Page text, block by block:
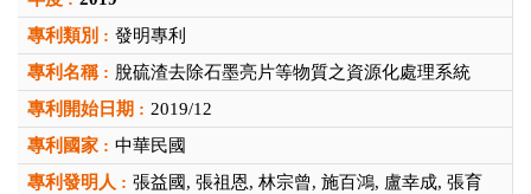
發明專利
脫硫渣去除石墨亮片等物質之資源化處理系統
2019/12
中華民國
張益國, 張祖恩, 林宗曾, 施百鴻, 盧幸成, 張育